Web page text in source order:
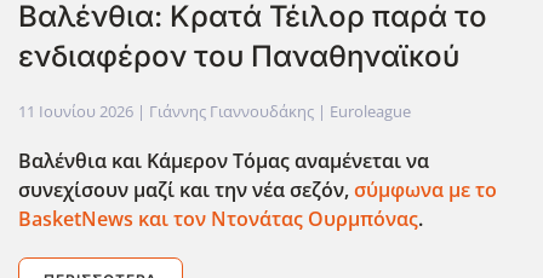
Βαλένθια: Κρατά Τέιλορ παρά το
ενδιαφέρον του Παναθηναϊκού
11 Ιουνίου 2026 | Γιάννης Γιαννουδάκης | Euroleague
Βαλένθια και Κάμερον Τόμας αναμένεται να
συνεχίσουν μαζί και την νέα σεζόν,σύμφωνα με το
BasketNews και τον Ντονάτας Ουρμπόνας.